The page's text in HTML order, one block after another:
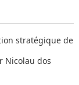
stratégique de
Nicolau dos